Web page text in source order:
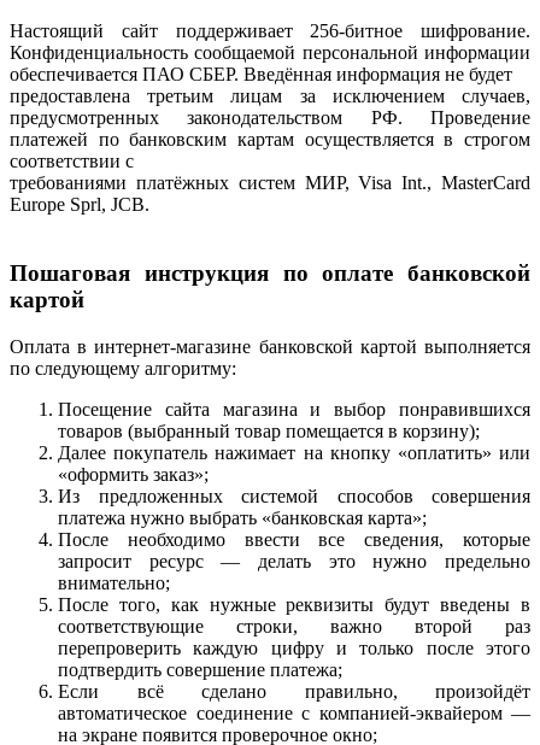
Настоящий сайт поддерживает 256-битное шифрование.
Конфиденциальность сообщаемой персональной информации
обеспечивается ПАО СБЕР. Введённая информация не будет
предоставлена третьим лицам за исключением случаев,
предусмотренных законодательством РФ. Проведение
платежей по банковским картам осуществляется в строгом
соответствии с
требованиями платёжных систем МИР, Visa Int., MasterCard
Europe Sprl, JCB.
Пошаговая инструкция по оплате банковской
картой
Оплата в интернет-магазине банковской картой выполняется
по следующему алгоритму:
Посещение сайта магазина и выбор понравившихся
товаров (выбранный товар помещается в корзину);
Далее покупатель нажимает на кнопку «оплатить» или
«оформить заказ»;
Из предложенных системой способов совершения
платежа нужно выбрать «банковская карта»;
После необходимо ввести все сведения, которые
запросит ресурс — делать это нужно предельно
внимательно;
После того, как нужные реквизиты будут введены в
соответствующие строки, важно второй раз
перепроверить каждую цифру и только после этого
подтвердить совершение платежа;
Если всё сделано правильно, произойдёт
автоматическое соединение с компанией-эквайером —
на экране появится проверочное окно;